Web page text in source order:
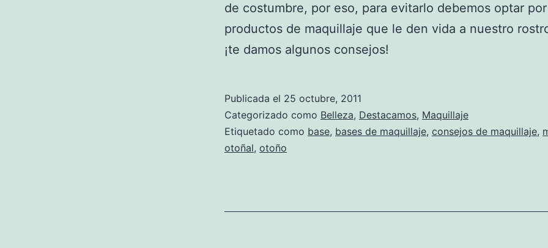
de costumbre, por eso, para evitarlo debemos optar por
productos de maquillaje que le den vida a nuestro
¡te damos algunos consejos!
Publicada el 25 octubre, 2011
Categorizado como Belleza, Destacamos, Maquillaje
Etiquetado como base, bases de maquillaje, consejos de maquillaje,
otoñal, otoño